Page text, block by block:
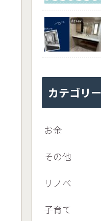
カテゴリー
お金
その他
リノベ
子育て